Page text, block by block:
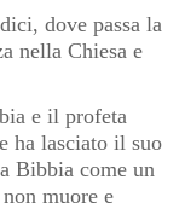
dove passa la
nella Chiesa e
e il profeta
ha lasciato il suo
Bibbia come un
muore e